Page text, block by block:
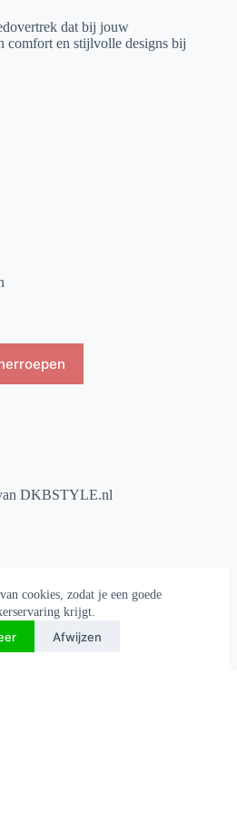
cookies, zodat je een goede
krijgt.
Afwijzen
dat bij jouw
comfort en stijlvolle designs bij
DKBSTYLE.nl